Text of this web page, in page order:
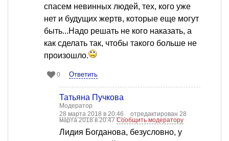
спасем невинных людей, тех, кого уже
нет и будущих жертв, которые еще могут
быть...Надо решать не кого наказать, а
как сделать так, чтобы такого больше не
произошло.
0 Ответить
Татьяна Пучкова
Модератор
28 марта 2018 в 20:46
отредактирован 28
марта 2018 в 20:47Сообщить модератору
Лидия Богданова, безусловно, у